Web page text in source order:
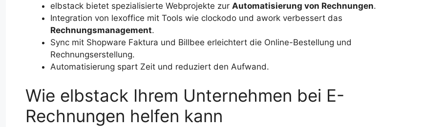
elbstack bietet spezialisierte Webprojekte zur Automatisierung von Rechnungen.
Integration von lexoffice mit Tools wie clockodo und awork verbessert das
Rechnungsmanagement.
Sync mit Shopware Faktura und Billbee erleichtert die Online-Bestellung und
Rechnungserstellung.
Automatisierung spart Zeit und reduziert den Aufwand.
Wie elbstack Ihrem Unternehmen bei E-
Rechnungen helfen kann